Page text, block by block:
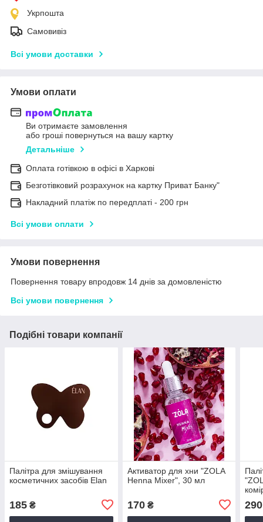
Укрпошта
Самовивіз
Всі умови доставки
Умови оплати
Ви отримаєте замовлення
або гроші повернуться на вашу картку
Детальніше
Оплата готівкою в офісі в Харкові
Безготівковий розрахунок на картку Приват Банку"
Накладний платіж по передплаті - 200 грн
Всі умови оплати
Умови повернення
Повернення товару впродовж 14 днів за домовленістю
Всі умови повернення
Подібні товари компанії
Палітра для змішування
косметичних засобів Elan
185 ₴
Активатор для хни "ZOLA
Henna Mixer", 30 мл
170₴ 290